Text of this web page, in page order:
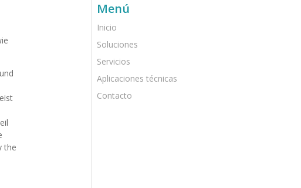
the
Menú
Inicio
Soluciones
Servicios
Aplicaciones técnicas
Contacto